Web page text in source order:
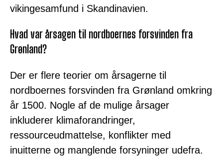
vikingesamfund i Skandinavien.
Hvad var årsagen til nordboernes forsvinden fra
Grønland?
Der er flere teorier om årsagerne til
nordboernes forsvinden fra Grønland omkring
år 1500. Nogle af de mulige årsager
inkluderer klimaforandringer,
ressourceudmattelse, konflikter med
inuitterne og manglende forsyninger udefra.